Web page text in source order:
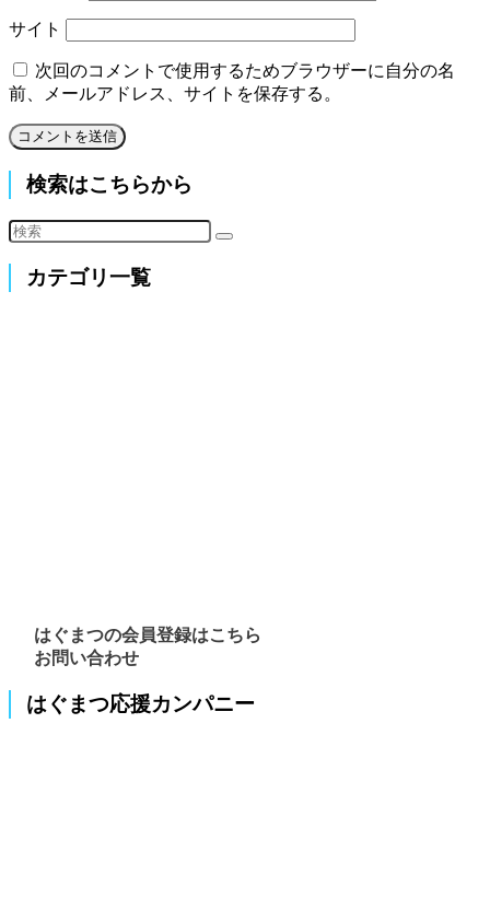
サイト
次回のコメントで使用するためブラウザーに自分の名
前、メールアドレス、サイトを保存する。
検索はこちらから
カテゴリ一覧
はぐまつの会員登録はこちら
お問い合わせ
はぐまつ応援カンパニー